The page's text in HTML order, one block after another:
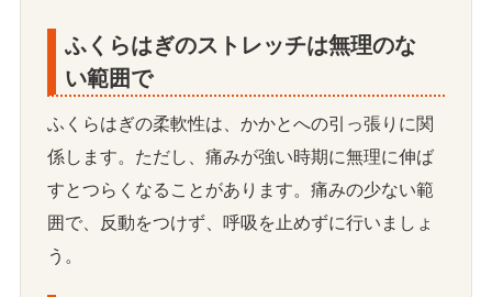
ふくらはぎのストレッチは無理のな
い範囲で
ふくらはぎの柔軟性は、かかとへの引っ張りに関
係します。ただし、痛みが強い時期に無理に伸ば
すとつらくなることがあります。痛みの少ない範
囲で、反動をつけず、呼吸を止めずに行いましょ
う。